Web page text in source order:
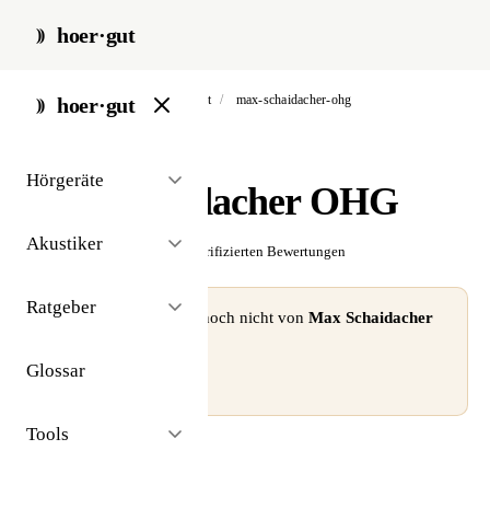
hoer·gut
hoer·gut
Hörgeräte
Akustiker
Ratgeber
Glossar
Tools
start / akustiker / bad neustadt / max-schaidacher-ohg
Max Schaidacher OHG
☆☆☆☆☆ Noch keine verifizierten Bewertungen
⚠ Dieses Profil wurde noch nicht von Max Schaidacher
Profil beanspruchen →